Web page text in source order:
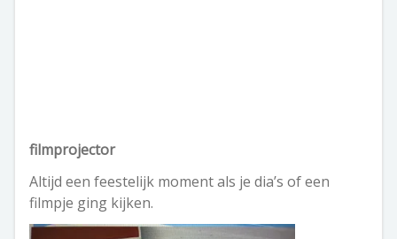
filmprojector
Altijd een feestelijk moment als je dia’s of een
filmpje ging kijken.